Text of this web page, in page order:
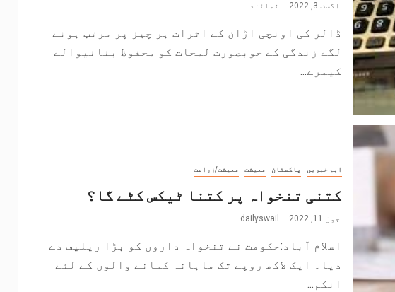
اگست 3, 2022 نمائندہ
ڈالر کی اونچی اڑان کے اثرات ہر چیز پر مرتب ہونے
لگے زندگی کے خوبصورت لمحات کو محفوظ بنانیوالے
کیمرے...
اہم خبریں پاکستان معیشت معیشت/زراعت
کتنی تنخواہ پر کتنا ٹیکس کٹے گا؟
جون 11, 2022 dailyswail
اسلام آباد:حکومت نے تنخواہ داروں کو بڑا ریلیف دے
دیا۔ ایک لاکھ روپے تک ماہانہ کمانے والوں کے لئے
انکم...